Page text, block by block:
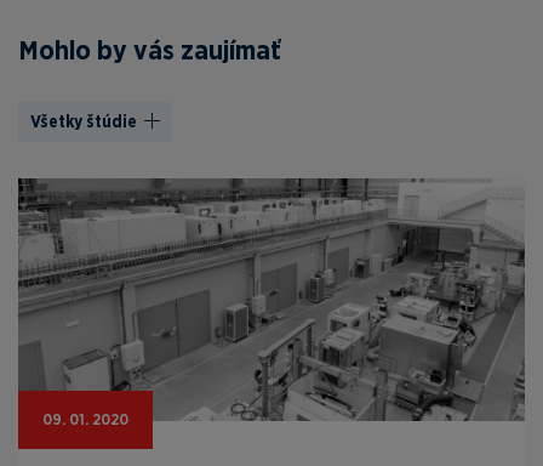
Mohlo by vás zaujímať
Všetky štúdie
09. 01. 2020